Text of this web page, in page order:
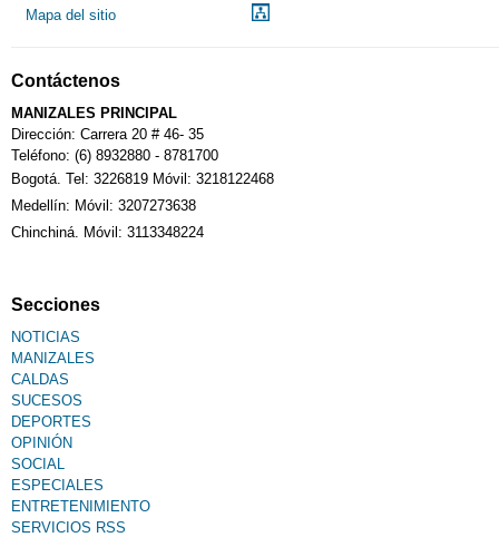
Calendario Tributario
Sudoku
Fallecimiento
Mapa del sitio
Contáctenos
MANIZALES PRINCIPAL
Dirección: Carrera 20 # 46- 35
Teléfono: (6) 8932880 - 8781700
Bogotá. Tel: 3226819 Móvil: 3218122468
Medellín: Móvil: 3207273638
Chinchiná. Móvil: 3113348224
Secciones
NOTICIAS
MANIZALES
CALDAS
SUCESOS
DEPORTES
OPINIÓN
SOCIAL
ESPECIALES
ENTRETENIMIENTO
SERVICIOS RSS